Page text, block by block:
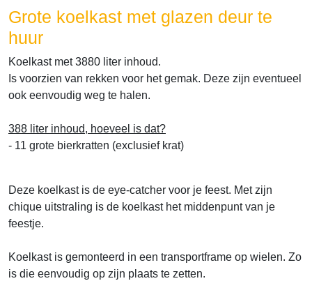
Grote koelkast met glazen deur te
huur
Koelkast met 3880 liter inhoud.
Is voorzien van rekken voor het gemak. Deze zijn eventueel
ook eenvoudig weg te halen.
388 liter inhoud, hoeveel is dat?
- 11 grote bierkratten (exclusief krat)
Deze koelkast is de eye-catcher voor je feest. Met zijn
chique uitstraling is de koelkast het middenpunt van je
feestje.
Koelkast is gemonteerd in een transportframe op wielen. Zo
is die eenvoudig op zijn plaats te zetten.